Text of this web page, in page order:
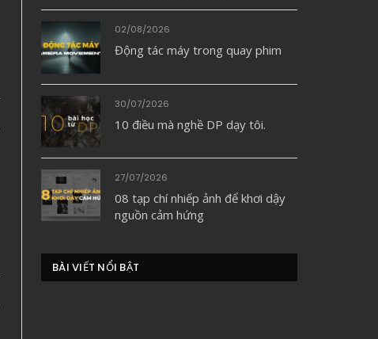
02/08/2026
Động tác máy trong quay phim
30/07/2026
10 điều mà nghề DP dạy tôi.
27/07/2026
08 tạp chí nhiếp ảnh để khơi dậy
nguồn cảm hứng
BÀI VIẾT NỔI BẬT